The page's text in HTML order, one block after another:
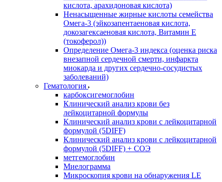
кислота, арахидоновая кислота)
Ненасыщенные жирные кислоты семейства
Омега-3 (эйкозапентаеновая кислота,
докозагексаеновая кислота, Витамин E
(токоферол))
Определение Омега-3 индекса (оценка риска
внезапной сердечной смерти, инфаркта
миокарда и других сердечно-сосудистых
заболеваний)
Гематология
карбоксигемоглобин
Клинический анализ крови без
лейкоцитарной формулы
Клинический анализ крови с лейкоцитарной
формулой (5DIFF)
Клинический анализ крови с лейкоцитарной
формулой (5DIFF) + СОЭ
метгемоглобин
Миелограмма
Микроскопия крови на обнаружения LE